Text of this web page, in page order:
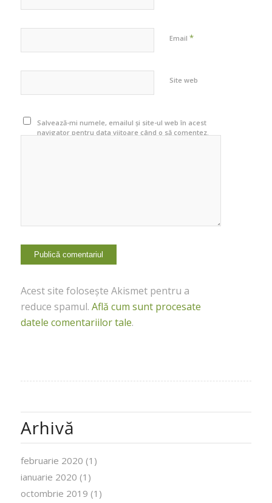
Email *
Site web
Salvează-mi numele, emailul și site-ul web în acest
navigator pentru data viitoare când o să comentez.
Acest site folosește Akismet pentru a
reduce spamul. Află cum sunt procesate
datele comentariilor tale.
Arhivă
februarie 2020 (1)
ianuarie 2020 (1)
octombrie 2019 (1)